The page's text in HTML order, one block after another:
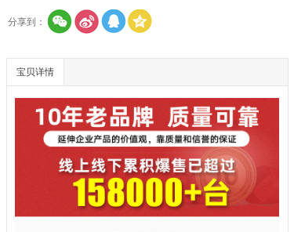
分享到：
宝贝详情